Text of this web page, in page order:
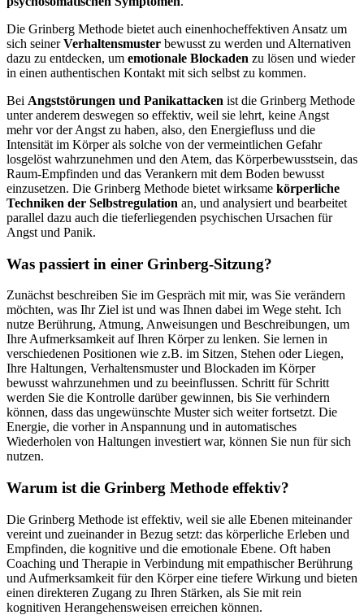
Die Grinberg Methode bietet auch einenhocheffektiven Ansatz um
sich seinerVerhaltensmuster bewusst zu werden und Alternativen
dazu zu entdecken, um emotionale Blockaden zu lösen und wieder
in einen authentischen Kontakt mit sich selbst zu kommen.
Bei Angststörungen und Panikattacken ist die Grinberg Methode
unter anderem deswegen so effektiv, weil sie lehrt, keine Angst
mehr vor der Angst zu haben, also, den Energiefluss und die
Intensität im Körper als solche von der vermeintlichen Gefahr
losgelöst wahrzunehmen und den Atem, das Körperbewusstsein, das
Raum-Empfinden und das Verankern mit dem Boden bewusst
einzusetzen. Die Grinberg Methode bietet wirksame körperliche
Techniken der Selbstregulation an, und analysiert und bearbeitet
parallel dazu auch die tieferliegenden psychischen Ursachen für
Angst und Panik.
Was passiert in einer Grinberg-Sitzung?
Zunächst beschreiben Sie im Gespräch mit mir, was Sie verändern
möchten, was Ihr Ziel ist und was Ihnen dabei im Wege steht. Ich
nutze Berührung, Atmung, Anweisungen und Beschreibungen, um
Ihre Aufmerksamkeit auf Ihren Körper zu lenken. Sie lernen in
verschiedenen Positionen wie z.B. im Sitzen, Stehen oder Liegen,
Ihre Haltungen, Verhaltensmuster und Blockaden im Körper
bewusst wahrzunehmen und zu beeinflussen. Schritt für Schritt
werden Sie die Kontrolle darüber gewinnen, bis Sie verhindern
können, dass das ungewünschte Muster sich weiter fortsetzt. Die
Energie, die vorher in Anspannung und in automatisches
Wiederholen von Haltungen investiert war, können Sie nun für sich
nutzen.
Warum ist die Grinberg Methode effektiv?
Die Grinberg Methode ist effektiv, weil sie alle Ebenen miteinander
vereint und zueinander in Bezug setzt: das körperliche Erleben und
Empfinden, die kognitive und die emotionale Ebene. Oft haben
Coaching und Therapie in Verbindung mit empathischer Berührung
und Aufmerksamkeit für den Körper eine tiefere Wirkung und bieten
einen direkteren Zugang zu Ihren Stärken, als Sie mit rein
kognitiven Herangehensweisen erreichen können.